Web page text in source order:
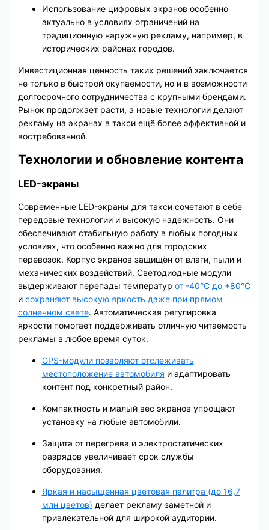
Использование цифровых экранов особенно
актуально в условиях ограничений на
традиционную наружную рекламу, например, в
исторических районах городов.
Инвестиционная ценность таких решений заключается
не только в быстрой окупаемости, но и в возможности
долгосрочного сотрудничества с крупными брендами.
Рынок продолжает расти, а новые технологии делают
рекламу на экранах в такси ещё более эффективной и
востребованной.
Технологии и обновление контента
LED-экраны
Современные LED-экраны для такси сочетают в себе
передовые технологии и высокую надежность. Они
обеспечивают стабильную работу в любых погодных
условиях, что особенно важно для городских
перевозок. Корпус экранов защищён от влаги, пыли и
механических воздействий. Светодиодные модули
выдерживают перепады температур от -40°C до +80°C
и сохраняют высокую яркость даже при прямом
солнечном свете. Автоматическая регулировка
яркости помогает поддерживать отличную читаемость
рекламы в любое время суток.
GPS-модули позволяют отслеживать
местоположение автомобиля и адаптировать
контент под конкретный район.
Компактность и малый вес экранов упрощают
установку на любые автомобили.
Защита от перегрева и электростатических
разрядов увеличивает срок службы
оборудования.
Яркая и насыщенная цветовая палитра (до 16,7
млн цветов) делает рекламу заметной и
привлекательной для широкой аудитории.